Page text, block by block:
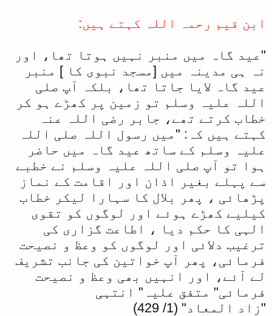
ابن قیم رحمہ اللہ کہتے ہیں:
"عید گاہ میں منبر نہیں ہوتا تھا، اور
نہ ہی مدینہ میں [مسجد نبوی کا ] منبر
عید گاہ لایا جاتا تھا، بلکہ آپ صلی
اللہ علیہ وسلم تو زمین پر کھڑے ہو کر
خطاب کرتے تھے، جابر رضی اللہ عنہ
کہتے ہیں کہ: "میں رسول اللہ صلی اللہ
علیہ وسلم کے ساتھ عید گاہ میں حاضر
ہوا تو آپ صلی اللہ علیہ وسلم نے خطبے
سے پہلے بغیر اذان اور اقامت کے نماز
پڑھائی ، پھر بلال کا سہارا لیکر خطاب
کیلیے کھڑے ہوئے اور لوگوں کو تقوی
الہی کا حکم دیا ، اطاعت گزاری کی
ترغیب دلائی اور لوگوں کو وعظ و نصیحت
فرمائی، پھر آپ خواتین کی جانب تشریف
لے آئے، اور انہیں بھی وعظ و نصیحت
فرمائی" متفق علیہ" انتہی
"زاد المعاد" (1/ 429)